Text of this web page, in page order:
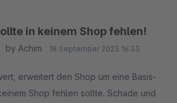
in keinem Shop fehlen!
by Achim 18 September 2023 16:33
erweitert den Shop um eine Basis-
Shop fehlen sollte. Schade und